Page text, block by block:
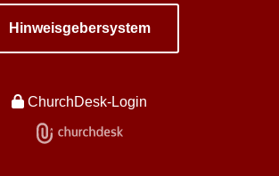
Hinweisgebersystem
ChurchDesk-Login